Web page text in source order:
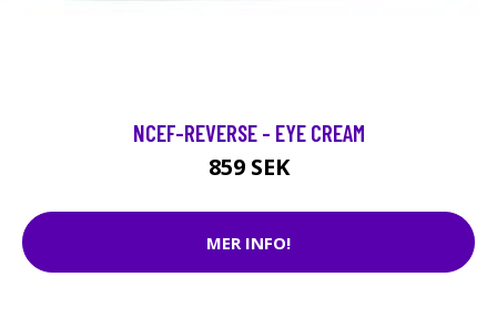
NCEF-REVERSE - EYE CREAM
859 SEK
MER INFO!